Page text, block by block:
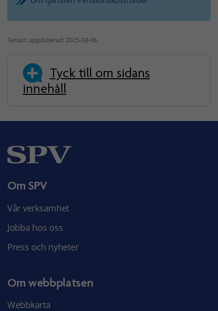
Senast uppdaterad: 2025-03-06
Tyck till om sidans
innehåll
Om SPV
Vår verksamhet
Jobba hos oss
Press och nyheter
Om webbplatsen
Webbkarta